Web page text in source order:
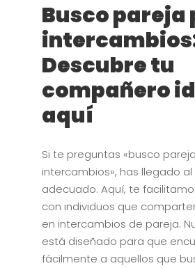
Busco pareja
Descubre tu
compañero
aquí
Si te preguntas «busco
intercambios», has llegado al
adecuado. Aquí, te
con individuos que
en intercambios de pareja.
está diseñado para que
fácilmente a aquellos que